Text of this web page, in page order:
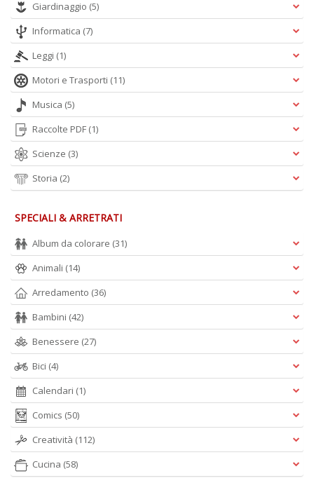
Giardinaggio (5)
Informatica (7)
Leggi (1)
Motori e Trasporti (11)
Musica (5)
Raccolte PDF (1)
Scienze (3)
Storia (2)
SPECIALI & ARRETRATI
Album da colorare (31)
Animali (14)
Arredamento (36)
Bambini (42)
Benessere (27)
Bici (4)
Calendari (1)
Comics (50)
Creatività (112)
Cucina (58)